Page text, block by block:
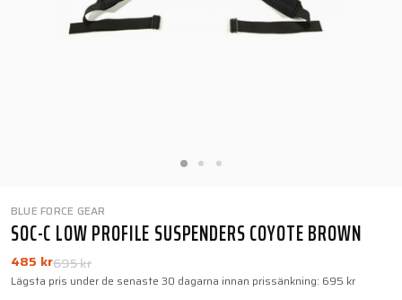
BLUE FORCE GEAR
SOC-C LOW PROFILE SUSPENDERS COYOTE BROWN
695 kr
485 kr
Lägsta pris under de senaste 30 dagarna innan prissänkning: 695 kr